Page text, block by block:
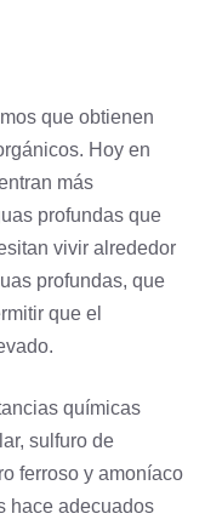
que obtienen
Hoy en
más
profundas que
vivir alrededor
profundas, que
que el
químicas
sulfuro de
ferroso y amoníaco
hace adecuados